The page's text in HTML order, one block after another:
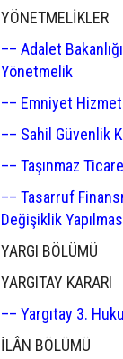
YÖNETMELİKLER
–– Adalet
Yönetmelik
–– Emniyet
–– Sahil Güvenlik
–– Taşınmaz
–– Tasarruf
Değişiklik
YARGI BÖLÜMÜ
YARGITAY KARARI
–– Yargıtay 3.
İLÂN BÖLÜMÜ